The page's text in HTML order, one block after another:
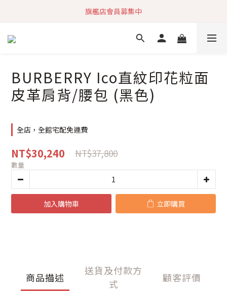
加入社群 獲取最新商品資訊
旗艦店會員募集中
快速到貨 最新商品 回饋點數無上限
BURBERRY Ico直紋印花粒面
皮革肩背/腰包 (黑色)
全店，全館宅配免運費
NT$30,240 NT$37,800
數量
加入購物車 立即購買
商品描述
送貨及付款方
式
顧客評價